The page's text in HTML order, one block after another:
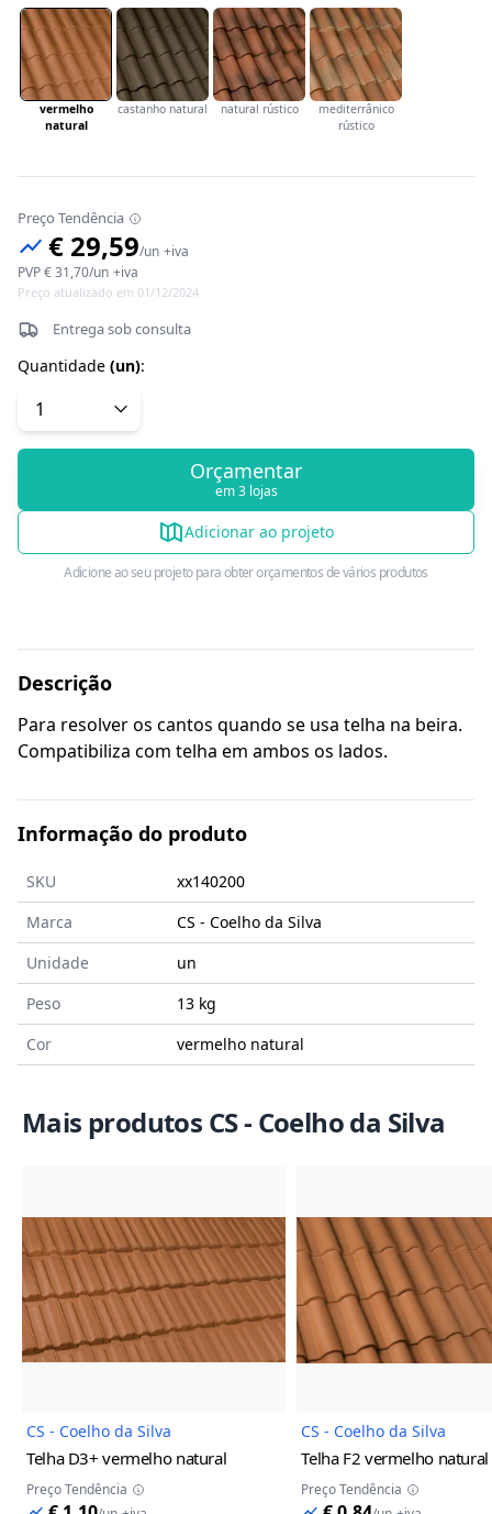
vermelho
natural
castanho natural natural rústico
mediterrânico
rústico
Preço Tendência
€ 29,59/un +iva
PVP€ 31,70/un +iva
Preço atualizado em 01/12/2024
Entrega sob consulta
Quantidade (un):
Orçamentar
em 3 lojas
Adicionar ao projeto
Adicione ao seu projeto para obter orçamentos de vários produtos
Descrição
Para resolver os cantos quando se usa telha na beira.
Compatibiliza com telha em ambos os lados.
Informação do produto
SKU
xx140200
Marca
CS - Coelho da Silva
Unidade
un
Peso
13 kg
Cor
vermelho natural
Mais produtos CS - Coelho da Silva
Imagem do Produto
CS - Coelho da Silva
Telha D3+ vermelho natural
Preço Tendência
CS - Coelho da Silva
Telha F2 vermelho natural
Preço Tendência